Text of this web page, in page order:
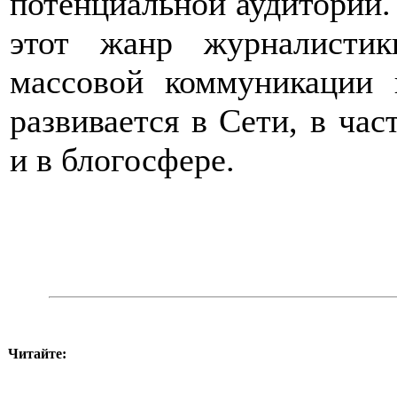
этот жанр
массовой
развивается в Сети, в
и в блогосфере.
Читайте: